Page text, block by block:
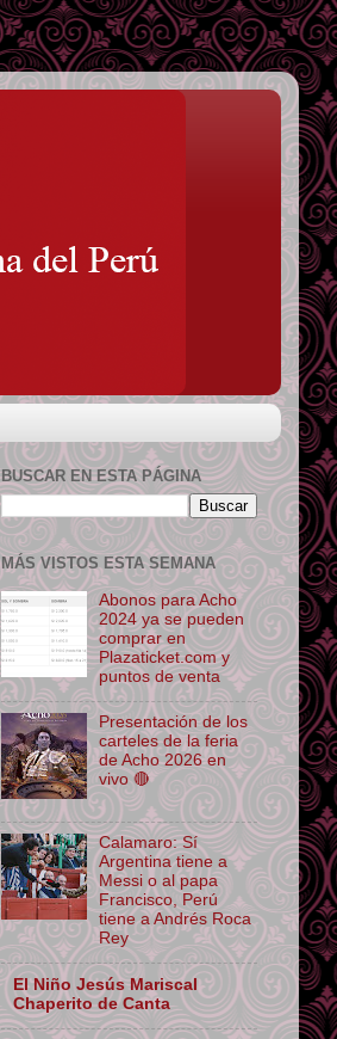
BUSCAR EN ESTA PÁGINA
MÁS VISTOS ESTA SEMANA
Abonos para Acho
2024 ya se pueden
comprar en
Plazaticket.com y
puntos de venta
Presentación de los
carteles de la feria
de Acho 2026 en
vivo 🔴
Calamaro: Sí
Argentina tiene a
Messi o al papa
Francisco, Perú
tiene a Andrés Roca
Rey
El Niño Jesús Mariscal
Chaperito de Canta